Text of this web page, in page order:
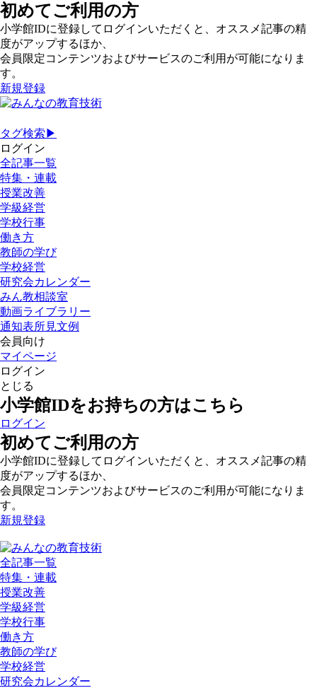
初めてご利用の方
小学館IDに登録してログインいただくと、オススメ記事の精
度がアップするほか、
会員限定コンテンツおよびサービスのご利用が可能になりま
す。
新規登録
タグ検索▶
ログイン
全記事一覧
特集・連載
授業改善
学級経営
学校行事
働き方
教師の学び
学校経営
研究会カレンダー
みん教相談室
動画ライブラリー
通知表所見文例
会員向け
マイページ
ログイン
とじる
小学館IDをお持ちの方はこちら
ログイン
初めてご利用の方
小学館IDに登録してログインいただくと、オススメ記事の精
度がアップするほか、
会員限定コンテンツおよびサービスのご利用が可能になりま
す。
新規登録
全記事一覧
特集・連載
授業改善
学級経営
学校行事
働き方
教師の学び
学校経営
研究会カレンダー